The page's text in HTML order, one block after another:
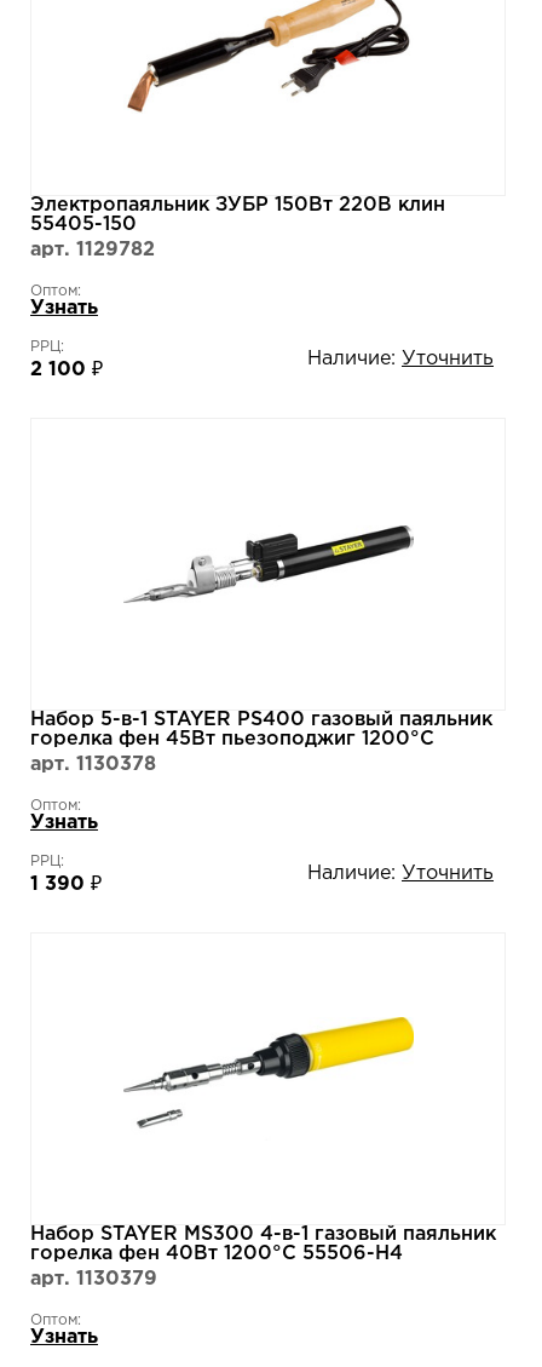
Электропаяльник ЗУБР 150Вт 220В клин
55405-150
арт. 1129782
Оптом:
Узнать
РРЦ:
2 100 ₽
Наличие: Уточнить
Набор 5-в-1 STAYER PS400 газовый паяльник
горелка фен 45Вт пьезоподжиг 1200°С
55505-H6
арт. 1130378
Оптом:
Узнать
РРЦ:
1 390 ₽
Наличие: Уточнить
Набор STAYER MS300 4-в-1 газовый паяльник
горелка фен 40Вт 1200°С 55506-H4
арт. 1130379
Оптом:
Узнать